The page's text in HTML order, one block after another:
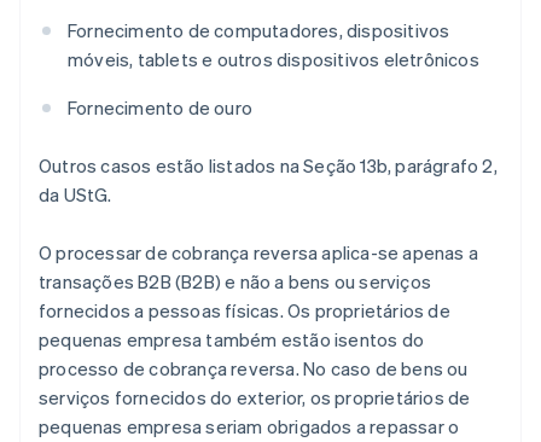
Fornecimento de computadores, dispositivos
móveis, tablets e outros dispositivos eletrônicos
Fornecimento de ouro
Outros casos estão listados na Seção 13b, parágrafo 2,
da UStG.
O processar de cobrança reversa aplica-se apenas a
transações B2B (B2B) e não a bens ou serviços
fornecidos a pessoas físicas. Os proprietários de
pequenas empresa também estão isentos do
processo de cobrança reversa. No caso de bens ou
serviços fornecidos do exterior, os proprietários de
pequenas empresa seriam obrigados a repassar o